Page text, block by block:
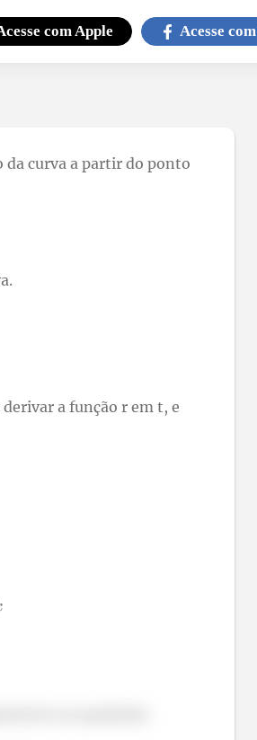
comApple Acesse com
da curva a partir do ponto
a função r em t, e